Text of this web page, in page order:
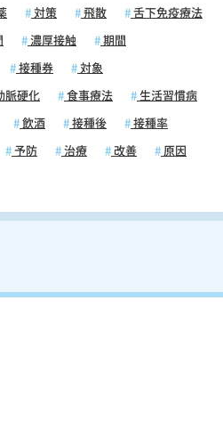
対策 飛散 舌下免疫療法
濃厚接触 期間
接種券 対象
脈硬化 食事療法 生活習慣病
飲酒 接種後 接種率
予防 治療 改善 原因